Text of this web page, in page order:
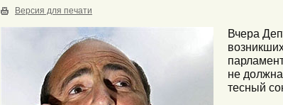
Версия для печати
Вчера
не
тесный